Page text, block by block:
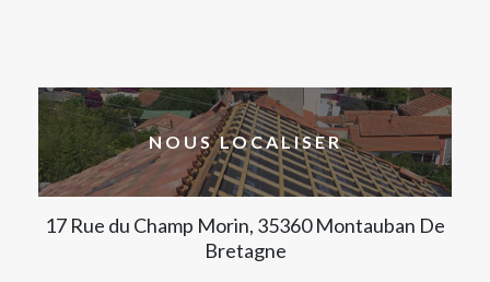
NOUS LOCALISER
17 Rue du Champ Morin, 35360 Montauban De
Bretagne